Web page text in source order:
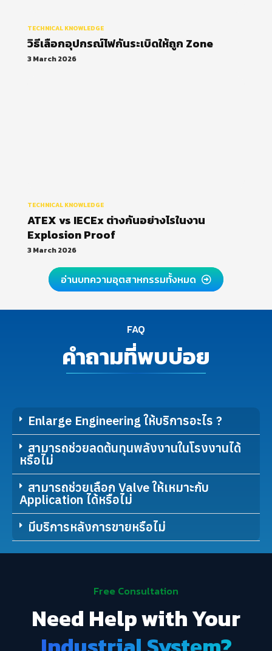
TECHNICAL KNOWLEDGE
วิธีเลือกอุปกรณ์ไฟกันระเบิดให้ถูก Zone
3 March 2026
TECHNICAL KNOWLEDGE
ATEX vs IECEx ต่างกันอย่างไรในงาน
Explosion Proof
3 March 2026
อ่านบทความอุตสาหกรรมทั้งหมด
FAQ
คำถามที่พบบ่อย
Enlarge Engineering ให้บริการอะไร ?
สามารถช่วยลดต้นทุนพลังงานในโรงงานได้
หรือไม่
สามารถช่วยเลือก Valve ให้เหมาะกับ
Application ได้หรือไม่
มีบริการหลังการขายหรือไม่
Free Consultation
Need Help with Your